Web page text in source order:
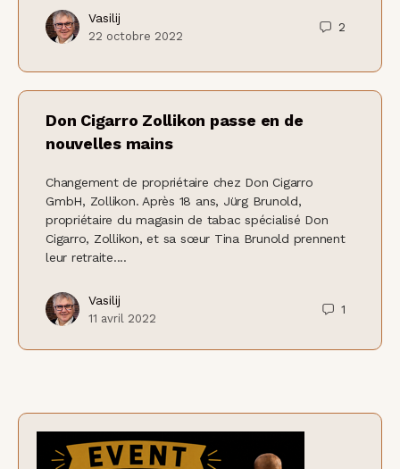
Vasilij
22 octobre 2022
2
Don Cigarro Zollikon passe en de
nouvelles mains
Changement de propriétaire chez Don Cigarro
GmbH, Zollikon. Après 18 ans, Jürg Brunold,
propriétaire du magasin de tabac spécialisé Don
Cigarro, Zollikon, et sa sœur Tina Brunold prennent
leur retraite....
Vasilij
11 avril 2022
1